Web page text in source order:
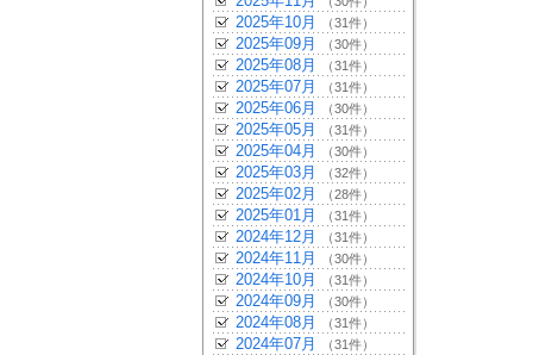
2025年10月 （31件）
2025年09月 （30件）
2025年08月 （31件）
2025年07月 （31件）
2025年06月 （30件）
2025年05月 （31件）
2025年04月 （30件）
2025年03月 （32件）
2025年02月 （28件）
2025年01月 （31件）
2024年12月 （31件）
2024年11月 （30件）
2024年10月 （31件）
2024年09月 （30件）
2024年08月 （31件）
2024年07月 （31件）